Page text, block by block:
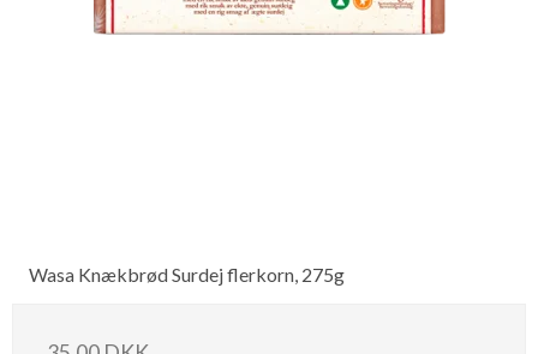
Wasa Knækbrød Surdej flerkorn, 275g